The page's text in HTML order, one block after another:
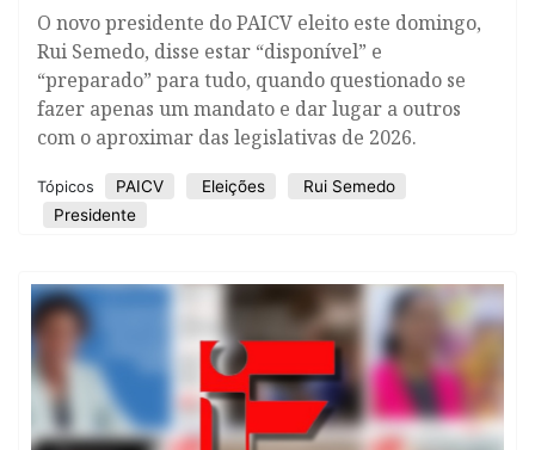
O novo presidente do PAICV eleito este domingo,
Rui Semedo, disse estar “disponível” e
“preparado” para tudo, quando questionado se
fazer apenas um mandato e dar lugar a outros
com o aproximar das legislativas de 2026.
Tópicos PAICV Eleições
Rui Semedo
Presidente